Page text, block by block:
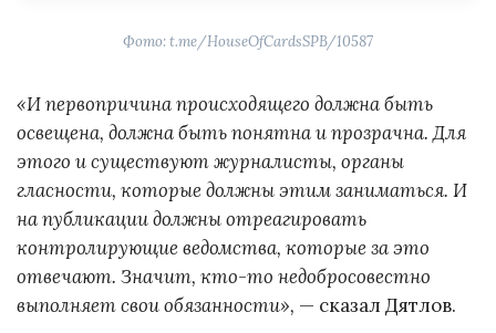
Фото: t.me/HouseOfCardsSPB/10587
«И первопричина происходящего должна быть
освещена, должна быть понятна и прозрачна. Для
этого и существуют журналисты, органы
гласности, которые должны этим заниматься. И
на публикации должны отреагировать
контролирующие ведомства, которые за это
отвечают. Значит, кто-то недобросовестно
выполняет свои обязанности», — сказал Дятлов.